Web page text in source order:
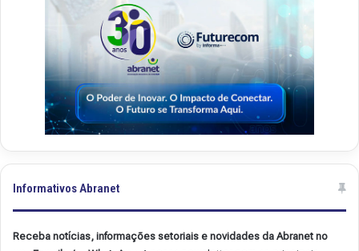
Informativos Abranet
Receba notícias, informações setoriais e novidades da Abranet no